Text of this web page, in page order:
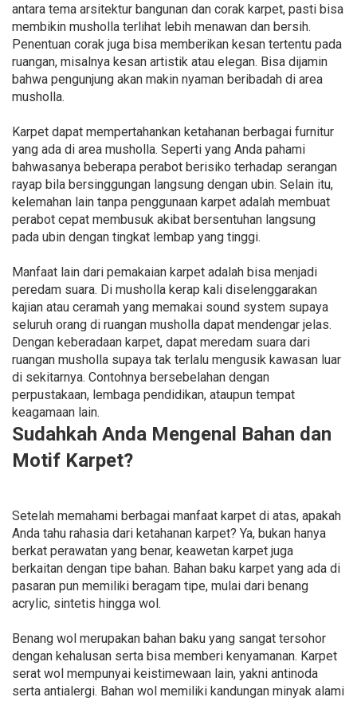
antara tema arsitektur bangunan dan corak karpet, pasti bisa
membikin musholla terlihat lebih menawan dan bersih.
Penentuan corak juga bisa memberikan kesan tertentu pada
ruangan, misalnya kesan artistik atau elegan. Bisa dijamin
bahwa pengunjung akan makin nyaman beribadah di area
musholla.
Karpet dapat mempertahankan ketahanan berbagai furnitur
yang ada di area musholla. Seperti yang Anda pahami
bahwasanya beberapa perabot berisiko terhadap serangan
rayap bila bersinggungan langsung dengan ubin. Selain itu,
kelemahan lain tanpa penggunaan karpet adalah membuat
perabot cepat membusuk akibat bersentuhan langsung
pada ubin dengan tingkat lembap yang tinggi.
Manfaat lain dari pemakaian karpet adalah bisa menjadi
peredam suara. Di musholla kerap kali diselenggarakan
kajian atau ceramah yang memakai sound system supaya
seluruh orang di ruangan musholla dapat mendengar jelas.
Dengan keberadaan karpet, dapat meredam suara dari
ruangan musholla supaya tak terlalu mengusik kawasan luar
di sekitarnya. Contohnya bersebelahan dengan
perpustakaan, lembaga pendidikan, ataupun tempat
keagamaan lain.
Sudahkah Anda Mengenal Bahan dan
Motif Karpet?
Setelah memahami berbagai manfaat karpet di atas, apakah
Anda tahu rahasia dari ketahanan karpet? Ya, bukan hanya
berkat perawatan yang benar, keawetan karpet juga
berkaitan dengan tipe bahan. Bahan baku karpet yang ada di
pasaran pun memiliki beragam tipe, mulai dari benang
acrylic, sintetis hingga wol.
Benang wol merupakan bahan baku yang sangat tersohor
dengan kehalusan serta bisa memberi kenyamanan. Karpet
serat wol mempunyai keistimewaan lain, yakni antinoda
serta antialergi. Bahan wol memiliki kandungan minyak alami